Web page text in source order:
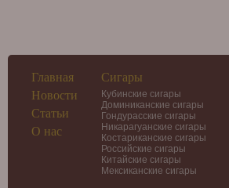
Главная
Новости
Статьи
О нас
Сигары
Кубинские сигары
Доминиканские сигары
Гондурасские сигары
Никарагуанские сигары
Костариканские сигары
Российские сигары
Китайские сигары
Мексиканские сигары